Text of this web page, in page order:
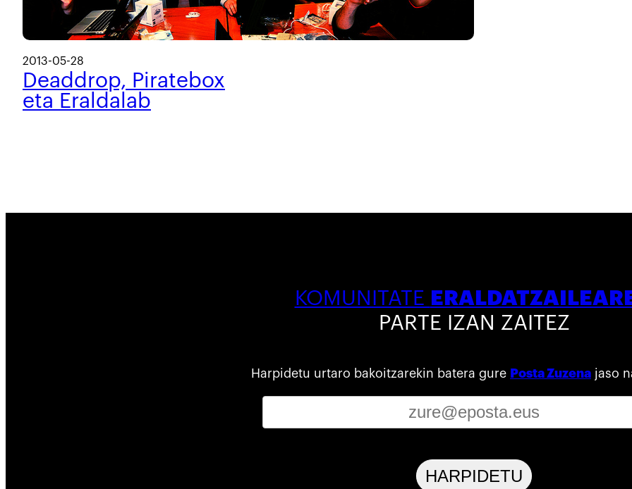
2013-05-28
Deaddrop, Piratebox
eta Eraldalab
KOMUNITATE
PARTE IZAN ZAITEZ
Harpidetu urtaro bakoitzarekin batera gure Posta Zuzena jaso
HARPIDETU